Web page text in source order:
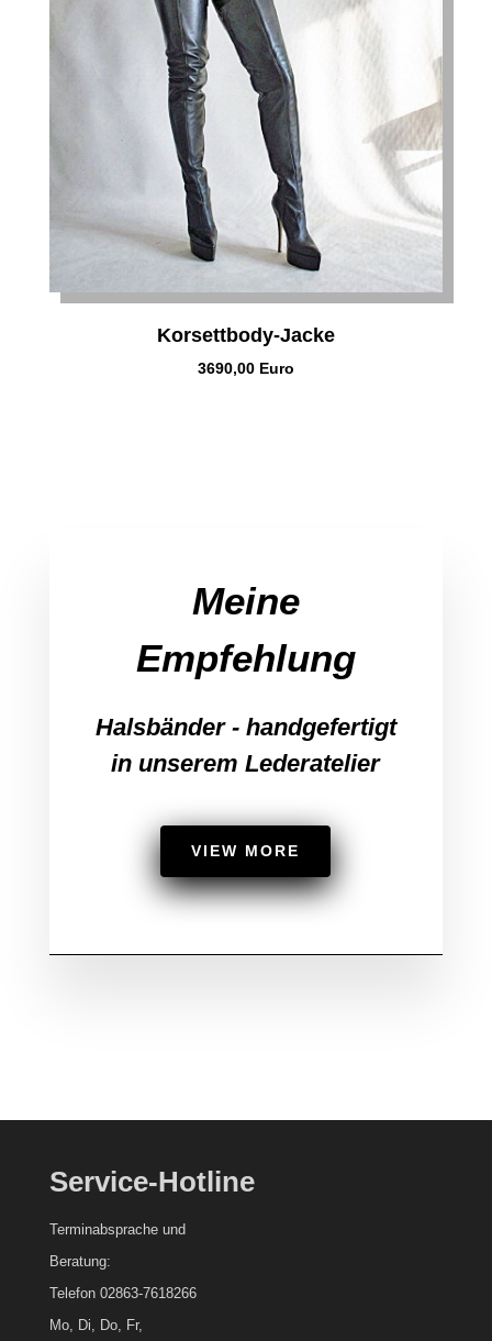
Korsettbody-Jacke
3690,00 Euro
Meine
Empfehlung
Halsbänder- handgefertigt
in unseremLederatelier
VIEW MORE
Service-Hotline
Terminabsprache und
Beratung:
Telefon 02863-7618266
Mo, Di, Do, Fr,